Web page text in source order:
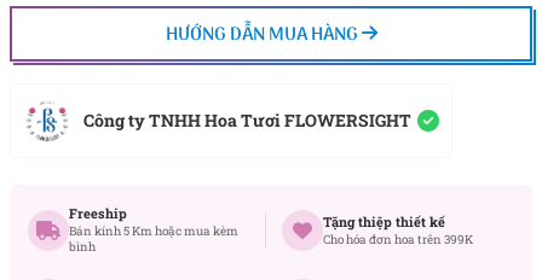
HƯỚNG DẪN MUA HÀNG
Công ty TNHH Hoa Tươi FLOWERSIGHT
Freeship
Bán kính 5 Km hoặc mua kèm
bình
Tặng thiệp thiết kế
Cho hóa đơn hoa trên 399K